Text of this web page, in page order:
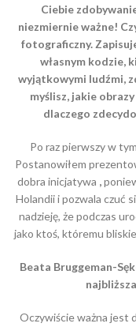
Ciebie
niezmiernie ważne!
fotograficzny.
własnym kodzie,
wyjątkowymi ludźmi,
myślisz, jakie
dlaczego
Po raz pierwszy w
Postanowiłem
dobra inicjatywa ,
Holandii i pozwala czuć
nadzieję, że podczas
jako ktoś, któremu
Beata Bruggeman-
Oczywiście ważna jest